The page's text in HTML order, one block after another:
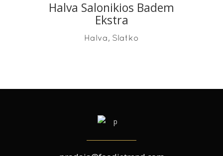
READ MORE
Halva Salonikios Badem
Ekstra
Halva, Slatko